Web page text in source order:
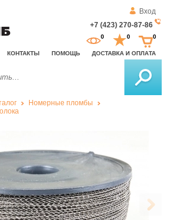
Вход
+7 (423) 270-87-86
КОНТАКТЫ ПОМОЩЬ ДОСТАВКА И ОПЛАТА
0 0 0
Номерные пломбы